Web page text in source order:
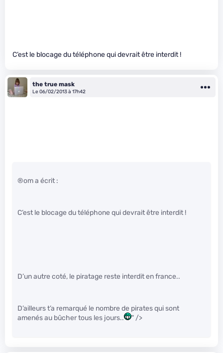
C’est le blocage du téléphone qui devrait être interdit !
the true mask
Le 06/02/2013 à 17h42
®om a écrit :
C’est le blocage du téléphone qui devrait être interdit !
D’un autre coté, le piratage reste interdit en france..
D’ailleurs t’a remarqué le nombre de pirates qui sont
amenés au bûcher tous les jours..
" />